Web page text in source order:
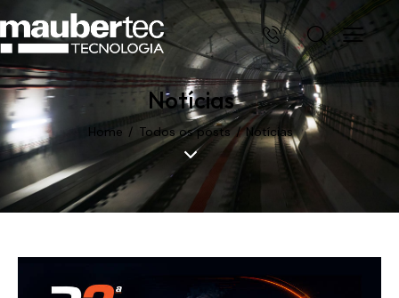
Notícias
Home Todos os posts Notícias